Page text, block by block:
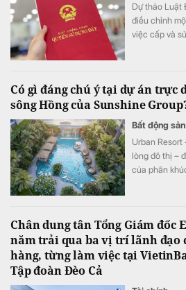
Dự thảo Luật
điều chỉnh
việc cấp và
Có gì đáng chú ý tại dự án trực
sông Hồng của Sunshine
Bất động sản
Urban Resort
lòng đô thị –
của phân
có.
Chân dung tân Tổng Giám đốc
năm trải qua ba vị trí lãnh đạo
hàng, từng làm việc tại
Tập đoàn Đèo Cả